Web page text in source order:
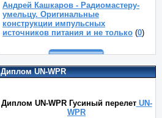
Андрей Кашкаров - Радиомастеру-
умельцу. Оригинальные
конструкции импульсных
источников питания и не только (0)
Диплом UN-WPR
Диплом UN-WPR Гусиный перелетUN-
WPR